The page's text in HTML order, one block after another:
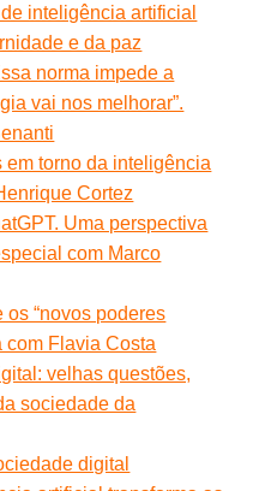
inteligência artificial
e da paz
norma impede a
vai nos melhorar”.
torno da inteligência
Cortez
Uma perspectiva
com Marco
“novos poderes
com Flavia Costa
velhas questões,
sociedade da
digital